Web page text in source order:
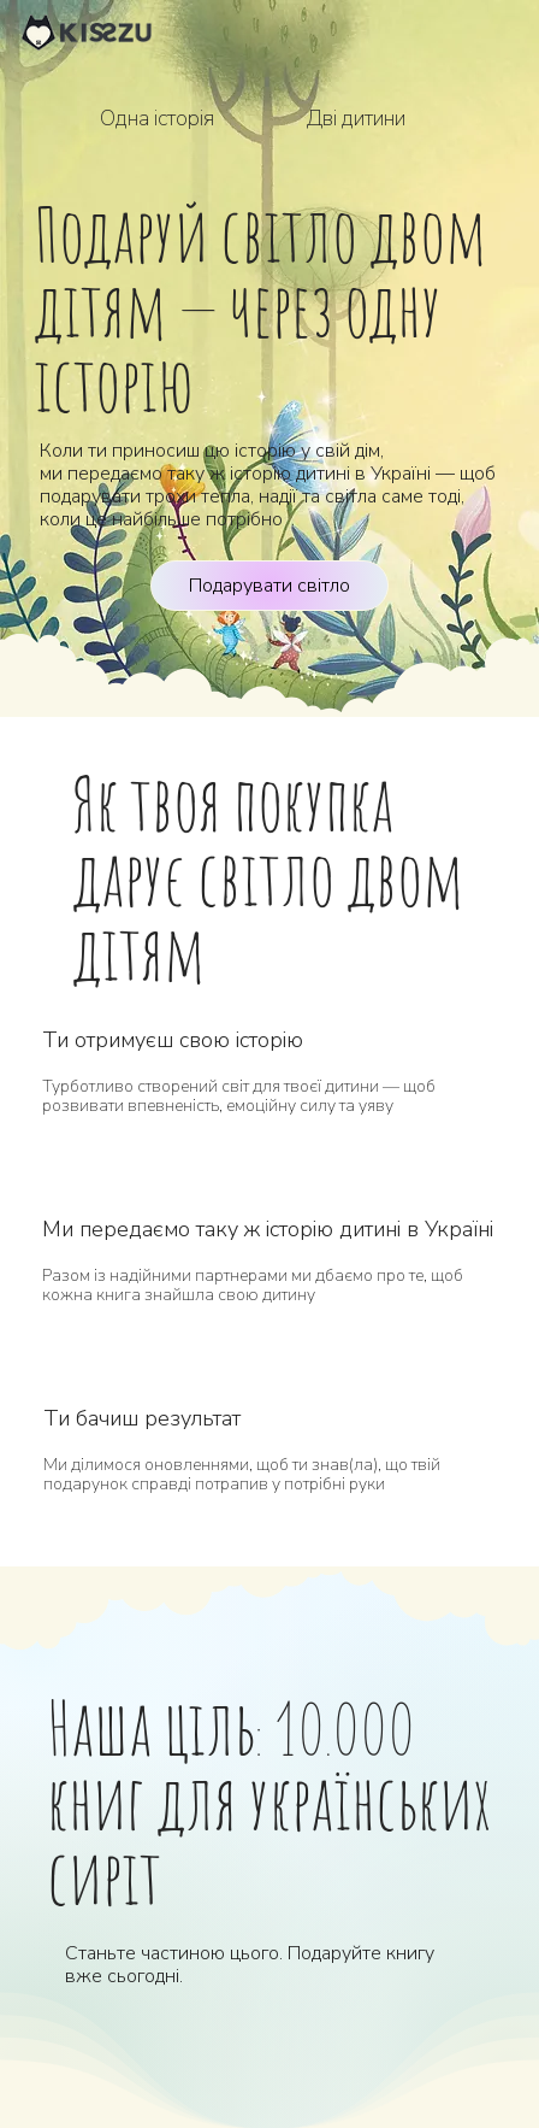
Одна історія Дві дитини
Подаруй світло двом
дітям — через одну
історію
Коли ти приносиш цю історію у свій дім,
ми передаємо таку ж історію дитині в Україні — щоб
подарувати трохи тепла, надії та світла саме тоді,
коли це найбільше потрібно
Подарувати світло
Ти бачиш результат
Ми ділимося оновленнями, щоб ти знав(ла), що твій
подарунок справді потрапив у потрібні руки
Ти отримуєш свою історію
Турботливо створений світ для твоєї дитини — щоб
розвивати впевненість, емоційну силу та уяву
Ми передаємо таку ж історію дитині в Україні
Разом із надійними партнерами ми дбаємо про те, щоб
кожна книга знайшла свою дитину
Як твоя покупка
дарує світло двом
дітям
Наша ціль: 10.000
книг для українських
сиріт
Станьте частиною цього. Подаруйте книгу
вже сьогодні.